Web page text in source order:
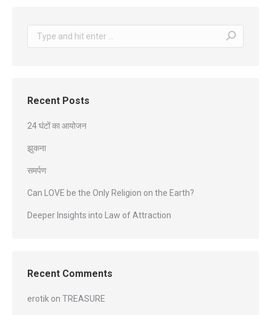
Search:
Recent Posts
24 घंटों का आयोजन
झुकना
समर्पण
Can LOVE be the Only Religion on the Earth?
Deeper Insights into Law of Attraction
Recent Comments
erotik on TREASURE